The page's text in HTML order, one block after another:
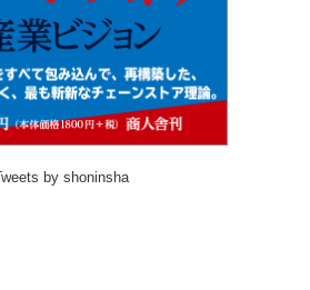
Tweets by shoninsha